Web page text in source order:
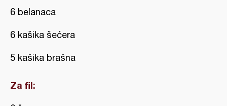
6 belanaca
6 kašika šećera
5 kašika brašna
Za fil: